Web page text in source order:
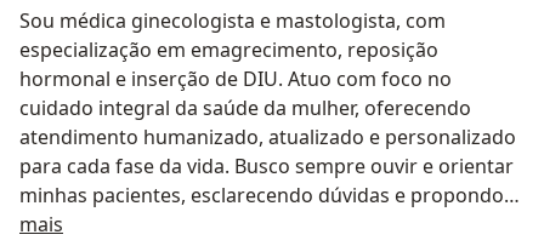
Sou médica ginecologista e mastologista, com
especialização em emagrecimento, reposição
hormonal e inserção de DIU. Atuo com foco no
cuidado integral da saúde da mulher, oferecendo
atendimento humanizado, atualizado e personalizado
para cada fase da vida. Busco sempre ouvir e orientar
minhas pacientes, esclarecendo dúvidas e propondo
tratamentos baseados em evidências, para promover
mais